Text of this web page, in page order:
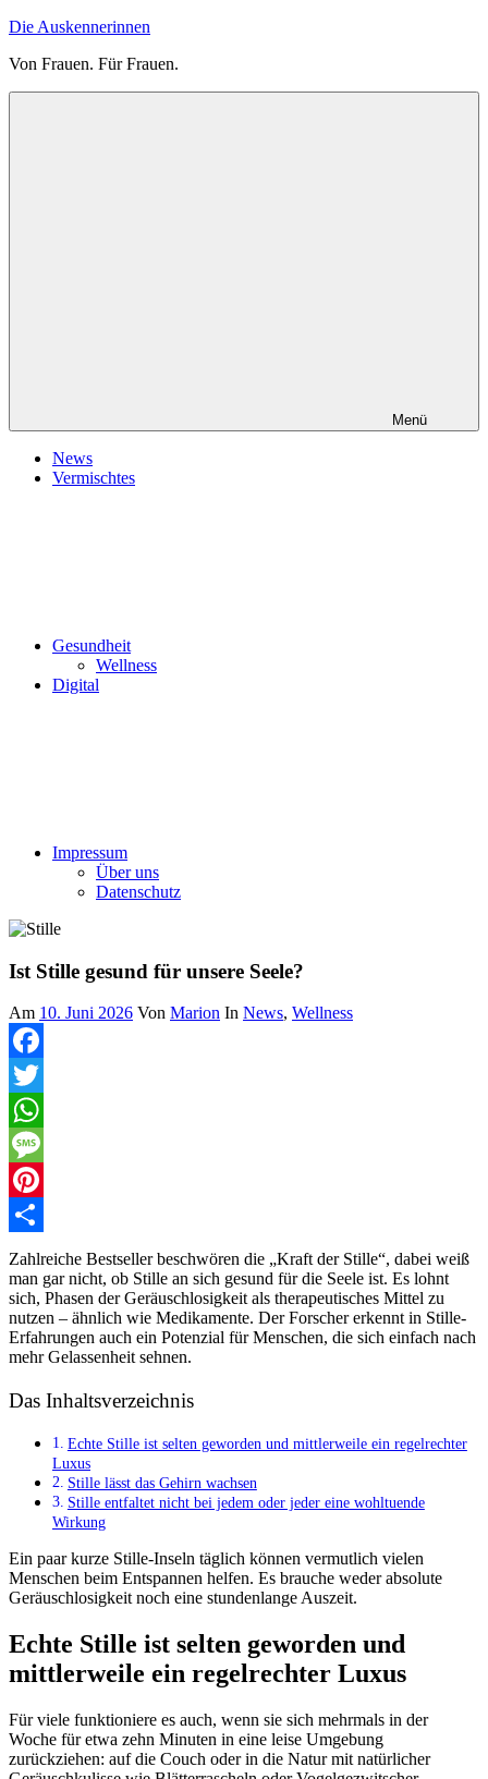
Zum
springen
Die Auskennerinnen
Von Frauen. Für Frauen.
Menü
News
Vermischtes
Gesundheit
Wellness
Digital
Impressum
Über uns
Datenschutz
Ist Stille gesund für unsere Seele?
Am 10. Juni 2026 Von Marion In News, Wellness
Facebook
Twitter
WhatsApp
Message
Pinterest
Teilen
Zahlreiche Bestseller beschwören die „Kraft der Stille“, dabei weiß
man gar nicht, ob Stille an sich gesund für die Seele ist. Es lohnt
sich, Phasen der Geräuschlosigkeit als therapeutisches Mittel zu
nutzen – ähnlich wie Medikamente. Der Forscher erkennt in Stille-
Erfahrungen auch ein Potenzial für Menschen, die sich einfach nach
mehr Gelassenheit sehnen.
Das Inhaltsverzeichnis
Echte Stille ist selten geworden und mittlerweile ein regelrechter
Luxus
Stille lässt das Gehirn wachsen
Stille entfaltet nicht bei jedem oder jeder eine wohltuende
Wirkung
Ein paar kurze Stille-Inseln täglich können vermutlich vielen
Menschen beim Entspannen helfen. Es brauche weder absolute
Geräuschlosigkeit noch eine stundenlange Auszeit.
Echte Stille ist selten geworden und
mittlerweile ein regelrechter Luxus
Für viele funktioniere es auch, wenn sie sich mehrmals in der
Woche für etwa zehn Minuten in eine leise Umgebung
zurückziehen: auf die Couch oder in die Natur mit natürlicher